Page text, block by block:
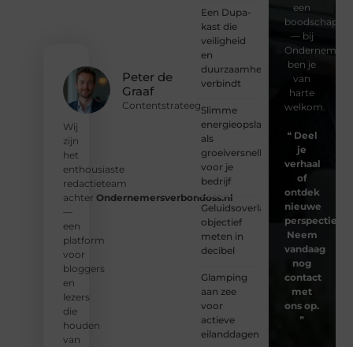
Peter de
Graaf
Contentstrateeg
Wij
zijn
het
enthousiaste
redactieteam
achter Ondernemersverbondoss.nl
—
een
platform
voor
bloggers
en
lezers
die
houden
van
Een Dupa-
kast die
veiligheid
en
duurzaamheid
verbindt
Slimme
energieopslag
als
groeiversneller
voor je
bedrijf
Geluidsoverlast
objectief
meten in
decibel
Glamping
aan zee
voor
actieve
eilanddagen
een
boodschap
— bij
ben je
van
harte
welkom.
❝ Deel
je
verhaal
of
ontdek
nieuwe
Neem
vandaag
nog
contact
met
ons op.
❞